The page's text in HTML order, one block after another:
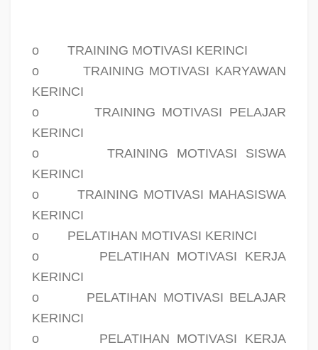
o
TRAINING MOTIVASI KERINCI
o
TRAINING MOTIVASI KARYAWAN
KERINCI
o
TRAINING MOTIVASI PELAJAR
KERINCI
o
TRAINING MOTIVASI SISWA
KERINCI
o
TRAINING MOTIVASI MAHASISWA
KERINCI
o
PELATIHAN MOTIVASI KERINCI
o
PELATIHAN MOTIVASI KERJA
KERINCI
o
PELATIHAN MOTIVASI BELAJAR
KERINCI
o
PELATIHAN MOTIVASI KERJA